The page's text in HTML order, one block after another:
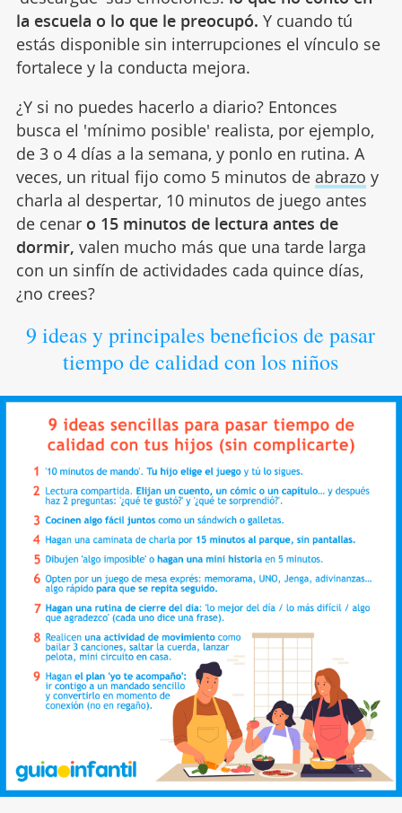
la escuela o lo que le preocupó. Y cuando tú
estás disponible sin interrupciones el vínculo se
fortalece y la conducta mejora.
¿Y si no puedes hacerlo a diario? Entonces
busca el 'mínimo posible' realista, por ejemplo,
de 3 o 4 días a la semana, y ponlo en rutina. A
veces, un ritual fijo como 5 minutos de abrazo y
charla al despertar, 10 minutos de juego antes
de cenaro 15 minutos de lectura antes de
dormir, valen mucho más que una tarde larga
con un sinfín de actividades cada quince días,
¿no crees?
9 ideas y principales beneficios de pasar
tiempo de calidad con los niños